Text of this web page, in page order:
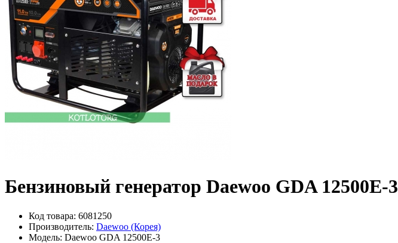
Бензиновый генератор Daewoo GDA 12500E-3
Код товара: 6081250
Производитель: Daewoo (Корея)
Модель: Daewoo GDA 12500E-3